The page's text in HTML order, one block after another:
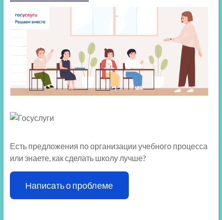
Есть предложения по организации учебного процесса
или знаете, как сделать школу лучше?
Написать о проблеме